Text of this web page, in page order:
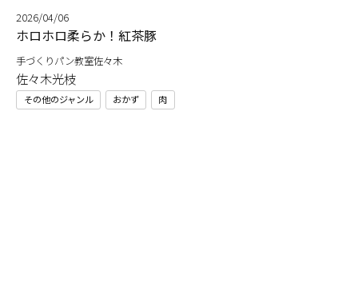
2026/04/06
ホロホロ柔らか！紅茶豚
手づくりパン教室佐々木
佐々木光枝
その他のジャンル おかず 肉